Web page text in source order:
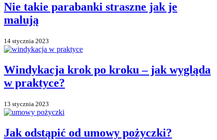
Nie takie parabanki straszne jak je
malują
14 stycznia 2023
Windykacja krok po kroku – jak wygląda
w praktyce?
13 stycznia 2023
Jak odstąpić od umowy pożyczki?